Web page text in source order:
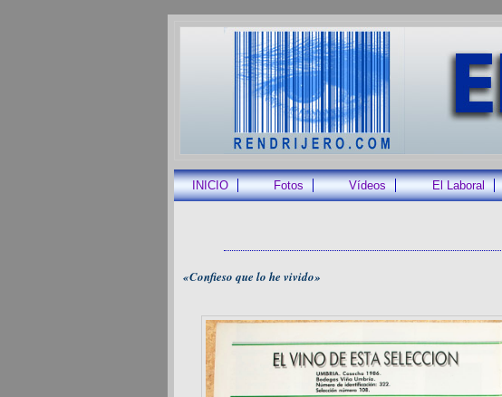
INICIO Fotos Vídeos El Laboral
«Confieso que lo he vivido»